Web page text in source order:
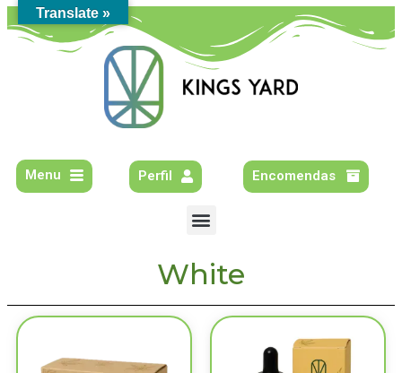
Menu Perfil Encomendas
White
Translate »